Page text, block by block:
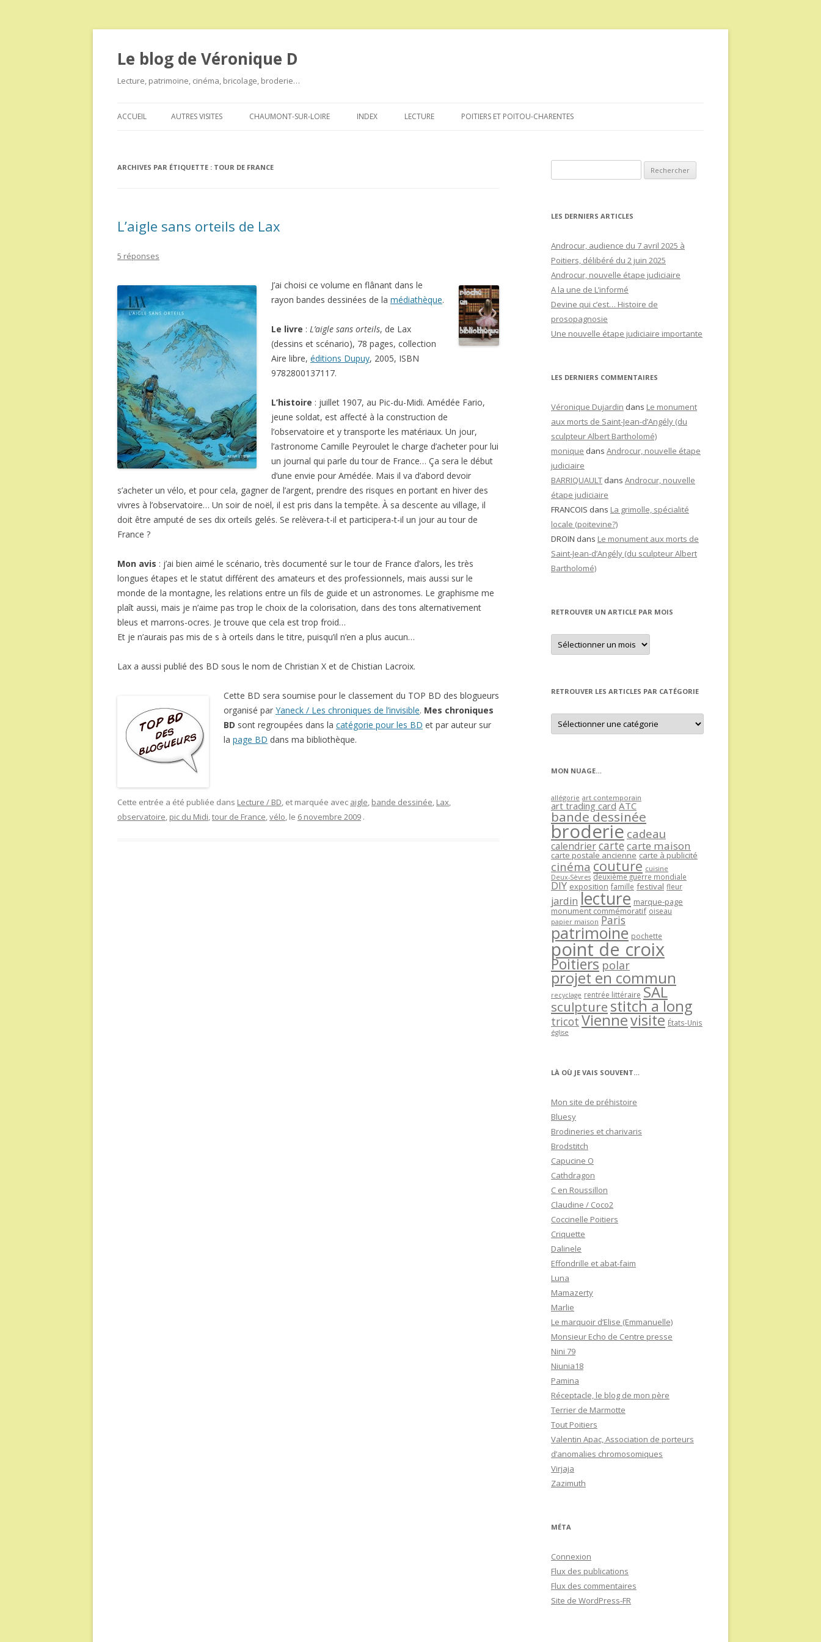
Le blog de Véronique D
Lecture, patrimoine, cinéma, bricolage, broderie…
au
ACCUEIL AUTRES VISITES CHAUMONT-SUR-LOIRE INDEX LECTURE POITIERS ET POITOU-CHARENTES
ARCHIVES PAR ÉTIQUETTE : TOUR DE FRANCE
L’aigle sans orteils de Lax
5 réponses
J’ai choisi ce volume en flânant dans le
rayon bandes dessinées de la médiathèque.
Le livre : L’aigle sans orteils, de Lax
(dessins et scénario), 78 pages, collection
Aire libre, éditions Dupuy, 2005, ISBN
9782800137117.
L’histoire : juillet 1907, au Pic-du-Midi. Amédée Fario,
jeune soldat, est affecté à la construction de
l’observatoire et y transporte les matériaux. Un jour,
l’astronome Camille Peyroulet le charge d’acheter pour lui
un journal qui parle du tour de France… Ça sera le début
d’une envie pour Amédée. Mais il va d’abord devoir
s’acheter un vélo, et pour cela, gagner de l’argent, prendre des risques en portant en hiver des
vivres à l’observatoire… Un soir de noël, il est pris dans la tempête. À sa descente au village, il
doit être amputé de ses dix orteils gelés. Se relèvera-t-il et participera-t-il un jour au tour de
France ?
Mon avis : j’ai bien aimé le scénario, très documenté sur le tour de France d’alors, les très
longues étapes et le statut différent des amateurs et des professionnels, mais aussi sur le
monde de la montagne, les relations entre un fils de guide et un astronomes. Le graphisme me
plaît aussi, mais je n’aime pas trop le choix de la colorisation, dans des tons alternativement
bleus et marrons-ocres. Je trouve que cela est trop froid…
Et je n’aurais pas mis de s à orteils dans le titre, puisqu’il n’en a plus aucun…
Lax a aussi publié des BD sous le nom de Christian X et de Chistian Lacroix.
Cette BD sera soumise pour le classement du TOP BD des blogueurs
organisé par Yaneck / Les chroniques de l’invisible. Mes chroniques
BD sont regroupées dans la catégorie pour les BD et par auteur sur
la page BD dans ma bibliothèque.
Cette entrée a été publiée dans Lecture / BD, et marquée avec aigle, bande dessinée, Lax,
observatoire, pic du Midi,tour de France,vélo, le 6 novembre 2009 .
LES DERNIERS ARTICLES
Androcur, audience du 7 avril 2025 à
Poitiers, délibéré du 2 juin 2025
Androcur, nouvelle étape judiciaire
A la une de L’informé
Devine qui c’est… Histoire de
prosopagnosie
Une nouvelle étape judiciaire importante
LES DERNIERS COMMENTAIRES
Véronique Dujardin dans Le monument
aux morts de Saint-Jean-d’Angély (du
sculpteur Albert Bartholomé)
monique dans Androcur, nouvelle étape
judiciaire
BARRIQUAULT dans Androcur, nouvelle
étape judiciaire
FRANCOIS dans La grimolle, spécialité
locale (poitevine?)
DROIN dans Le monument aux morts de
Saint-Jean-d’Angély (du sculpteur Albert
Bartholomé)
RETROUVER UN ARTICLE PAR MOIS
Retrouver
un
article
RETROUVER LES ARTICLES PAR CATÉGORIE
Retrouver
les
articles
MON NUAGE…
allégorie art contemporain
art trading card ATC
bande dessinée
broderie cadeau
calendriercartecarte maison
carte postale ancienne carte à publicité
cinéma couture cuisine
Deux-Sèvres deuxième guerre mondiale
DIY exposition famille festival fleur
jardin lecture marque-page
monument commémoratif oiseau
papier maison Paris
patrimoine pochette
point de croix
Poitiers polar
projet en commun
recyclage rentrée littéraire SAL
sculpture stitch a long
tricot Viennevisite États-Unis
église
LÀ OÙ JE VAIS SOUVENT…
Mon site de préhistoire
Bluesy
Brodineries et charivaris
Brodstitch
Capucine O
Cathdragon
C en Roussillon
Claudine / Coco2
Coccinelle Poitiers
Criquette
Dalinele
Effondrille et abat-faim
Luna
Mamazerty
Marlie
Le marquoir d’Elise (Emmanuelle)
Monsieur Echo de Centre presse
Nini 79
Niunia18
Pamina
Réceptacle, le blog de mon père
Terrier de Marmotte
Tout Poitiers
Valentin Apac, Association de porteurs
d’anomalies chromosomiques
Virjaja
Zazimuth
MÉTA
Connexion
Flux des publications
Flux des commentaires
Site de WordPress-FR